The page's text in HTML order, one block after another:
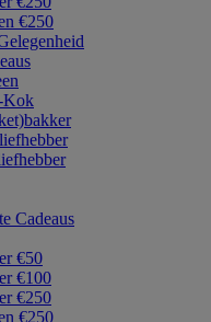
€250
Kok
Cadeaus
€50
€100
€250
€250